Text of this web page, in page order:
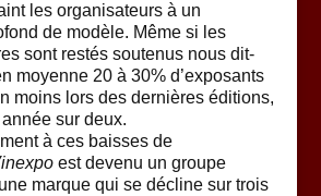
les organisateurs à un
de modèle. Même si les
sont restés soutenus nous dit-
moyenne 20 à 30% d’exposants
moins lors des dernières éditions,
sur deux.
à ces baisses de
est devenu un groupe
marque qui se décline sur trois